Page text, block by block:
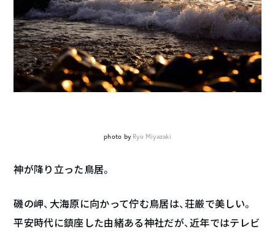
photo by Ryo Miyazaki
神が降り立った鳥居。
磯の岬、大海原に向かって佇む鳥居は、荘厳で美しい。
平安時代に鎮座した由緒ある神社だが、近年ではテレビ